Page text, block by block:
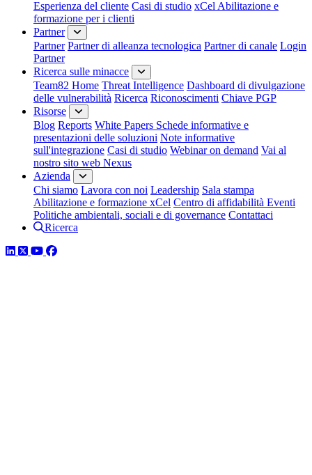
Esperienza del cliente Casi di studio xCel Abilitazione e
formazione per i clienti
Partner
Partner Partner di alleanza tecnologica Partner di canale Login
Partner
Ricerca sulle minacce
Team82 Home Threat Intelligence Dashboard di divulgazione
delle vulnerabilità Ricerca Riconoscimenti Chiave PGP
Risorse
Blog Reports White Papers Schede informative e
presentazioni delle soluzioni Note informative
sull'integrazione Casi di studio Webinar on demand Vai al
nostro sito web Nexus
Azienda
Chi siamo Lavora con noi Leadership Sala stampa
Abilitazione e formazione xCel Centro di affidabilità Eventi
Politiche ambientali, sociali e di governance Contattaci
Ricerca
LinkedIn
TwitterYouTube
Facebook